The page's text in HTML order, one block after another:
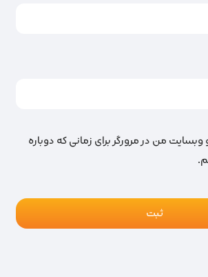
وبسایت من در مرورگر برای زمانی که دوباره